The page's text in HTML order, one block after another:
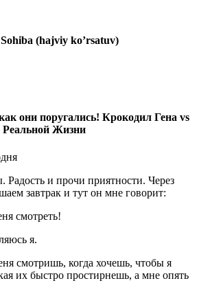
(hajviy ko’rsatuv)
поругались! Крокодил Гена vs
Жизни
Радость и прочи приятности. Через
завтрак и тут он мне говорит:
смотреть!
я.
смотришь, когда хочешь, чтобы я
их быстро простирнешь, а мне опять